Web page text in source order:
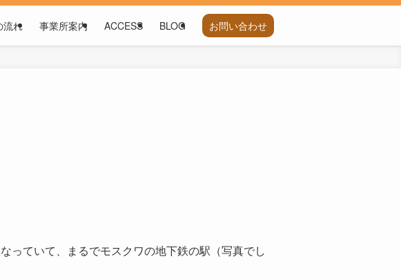
流れ 事業所案内 ACCESS BLOG お問い合わせ
っていて、まるでモスクワの地下鉄の駅（写真でし